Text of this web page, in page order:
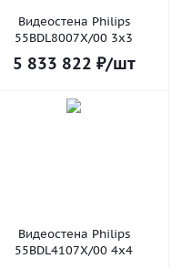
Видеостена Philips
55BDL8007X/00 3x3
5 833 822 ₽/шт
Видеостена Philips
55BDL4107X/00 4x4